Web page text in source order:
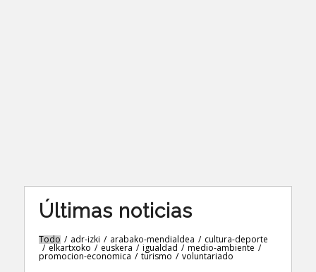
Últimas noticias
Todo / adr-izki / arabako-mendialdea / cultura-deporte
/ elkartxoko / euskera / igualdad / medio-ambiente /
promocion-economica / turismo / voluntariado